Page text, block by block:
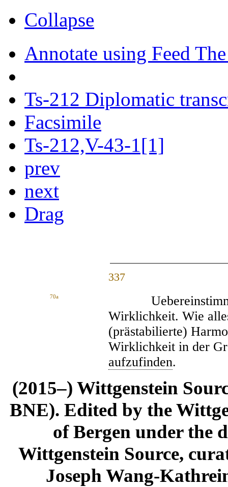
Collapse
Annotate using Feed
Ts-212 Diplomatic
Facsimile
Ts-212,V-43-1[1]
prev
next
Drag
337
70a
Wirklichkeit. Wie
(prästabilierte)
Wirklichkeit in der
aufzufinden.
(2015–) Wittgenstein
BNE). Edited by the
of Bergen under the
Wittgenstein Source,
Joseph Wang-